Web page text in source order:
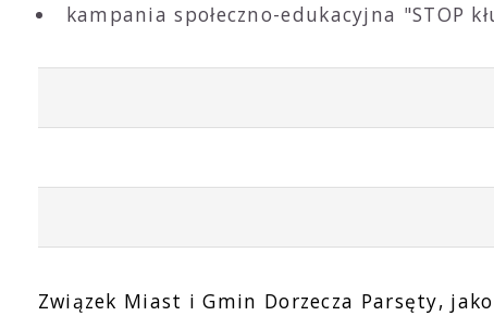
kampania społeczno-edukacyjna "STOP
Związek Miast i Gmin Dorzecza Parsęty,